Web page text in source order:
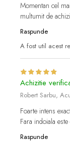
Momentan cel
multumit de
Raspunde
A fost util acest
Achizitie
Robert Sarbu,
Foarte intens
Fara indoiala
Raspunde